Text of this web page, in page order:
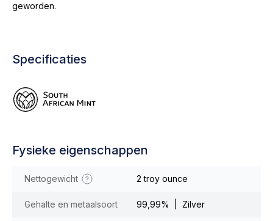
geworden.
Specificaties
Fysieke eigenschappen
Nettogewicht 2 troy ounce
Gehalte en metaalsoort 99,99% | Zilver